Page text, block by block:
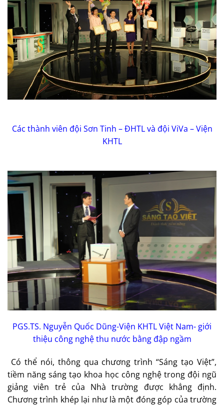
Các thành viên đội Sơn Tinh – ĐHTL và đội ViVa – Viện
KHTL
PGS.TS. Nguyễn Quốc Dũng-Viện KHTL Việt Nam- giới
thiệu công nghệ thu nước bằng đập ngầm
Có thể nói, thông qua chương trình “Sáng tạo Việt”,
tiềm năng sáng tạo khoa học công nghệ trong đội ngũ
giảng viên trẻ của Nhà trường được khẳng định.
Chương trình khép lại như là một đóng góp của trường